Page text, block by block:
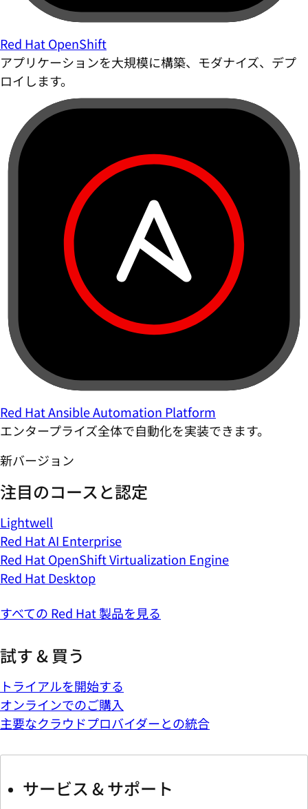
Red Hat OpenShift
アプリケーションを大規模に構築、モダナイズ、デプ
ロイします。
Red Hat Ansible Automation Platform
エンタープライズ全体で自動化を実装できます。
新バージョン
注目のコースと認定
Lightwell
Red Hat AI Enterprise
Red Hat OpenShift Virtualization Engine
Red Hat Desktop
すべての Red Hat 製品を見る
試す & 買う
トライアルを開始する
オンラインでのご購入
主要なクラウドプロバイダーとの統合
サービス & サポート